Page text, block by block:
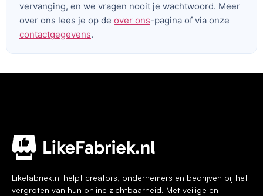
vervanging, en we vragen nooit je wachtwoord. Meer
over ons lees je op de over ons-pagina of via onze
contactgegevens.
Likefabriek.nl helpt creators, ondernemers en bedrijven bij het
vergroten van hun online zichtbaarheid. Met veilige en